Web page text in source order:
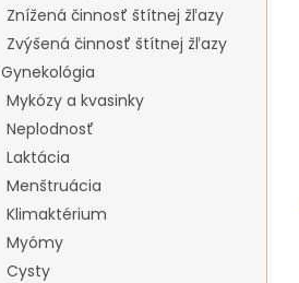
Znížená činnosť štítnej žľazy
Zvýšená činnosť štítnej žľazy
Gynekológia
Mykózy a kvasinky
Neplodnosť
Laktácia
Menštruácia
Klimaktérium
Myómy
Cysty